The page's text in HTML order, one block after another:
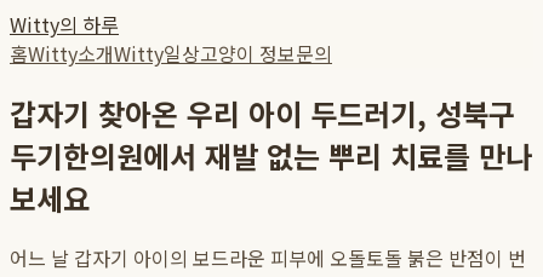
Witty의 하루
홈Witty소개Witty일상고양이 정보문의
갑자기 찾아온 우리 아이 두드러기, 성북구
두기한의원에서 재발 없는 뿌리 치료를 만나
보세요
어느 날 갑자기 아이의 보드라운 피부에 오돌토돌 붉은 반점이 번